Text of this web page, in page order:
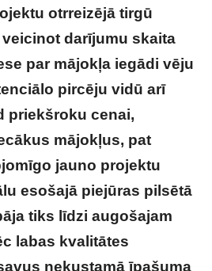
otrreizējā tirgū
veicinot darījumu skaita
par mājokļa iegādi vēju
pircēju vidū arī
priekšroku cenai,
mājokļus, pat
jauno projektu
esošajā piejūras pilsētā
tiks līdzi augošajam
labas kvalitātes
nekustamā īpašuma